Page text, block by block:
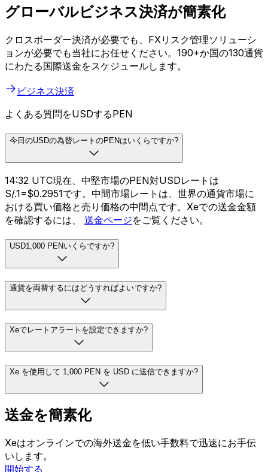
グローバルビジネス決済が簡素化
クロスボーダー決済が必要でも、FXリスク管理ソリューシ
ョンが必要でも当社にお任せください。190+か国の130通貨
にわたる国際送金をスケジュールします。
ビジネス決済
よくある質問をUSDするPEN
今日のUSDの為替レートのPENはいくらですか?
14:32 UTC現在、中堅市場のPEN対USDレートは
S/.1=$0.2951です。中間市場レートは、世界の通貨市場に
おける買い価格と売り価格の中間点です。Xeでの送金金額
を確認するには、 送金ページをご覧ください。
USD1,000 PENいくらですか?
通貨を両替するにはどうすればよいですか?
Xeでレートアラートを設定できますか?
Xe を使用して 1,000 PEN を USD に送信できますか?
送金を簡素化
Xeはオンラインでの海外送金を低い手数料で迅速にお手伝
いします。
開始する